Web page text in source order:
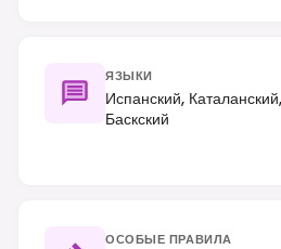
ЯЗЫКИ
Испанский,
Баскский
ОСОБЫЕ ПРАВИЛА